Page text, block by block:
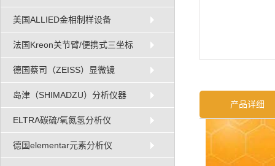
美国ALLIED金相制样设备
法国Kreon关节臂/便携式三坐标
德国蔡司（ZEISS）显微镜
岛津（SHIMADZU）分析仪器
ELTRA碳硫/氧氮氢分析仪
德国elementar元素分析仪
产品详细